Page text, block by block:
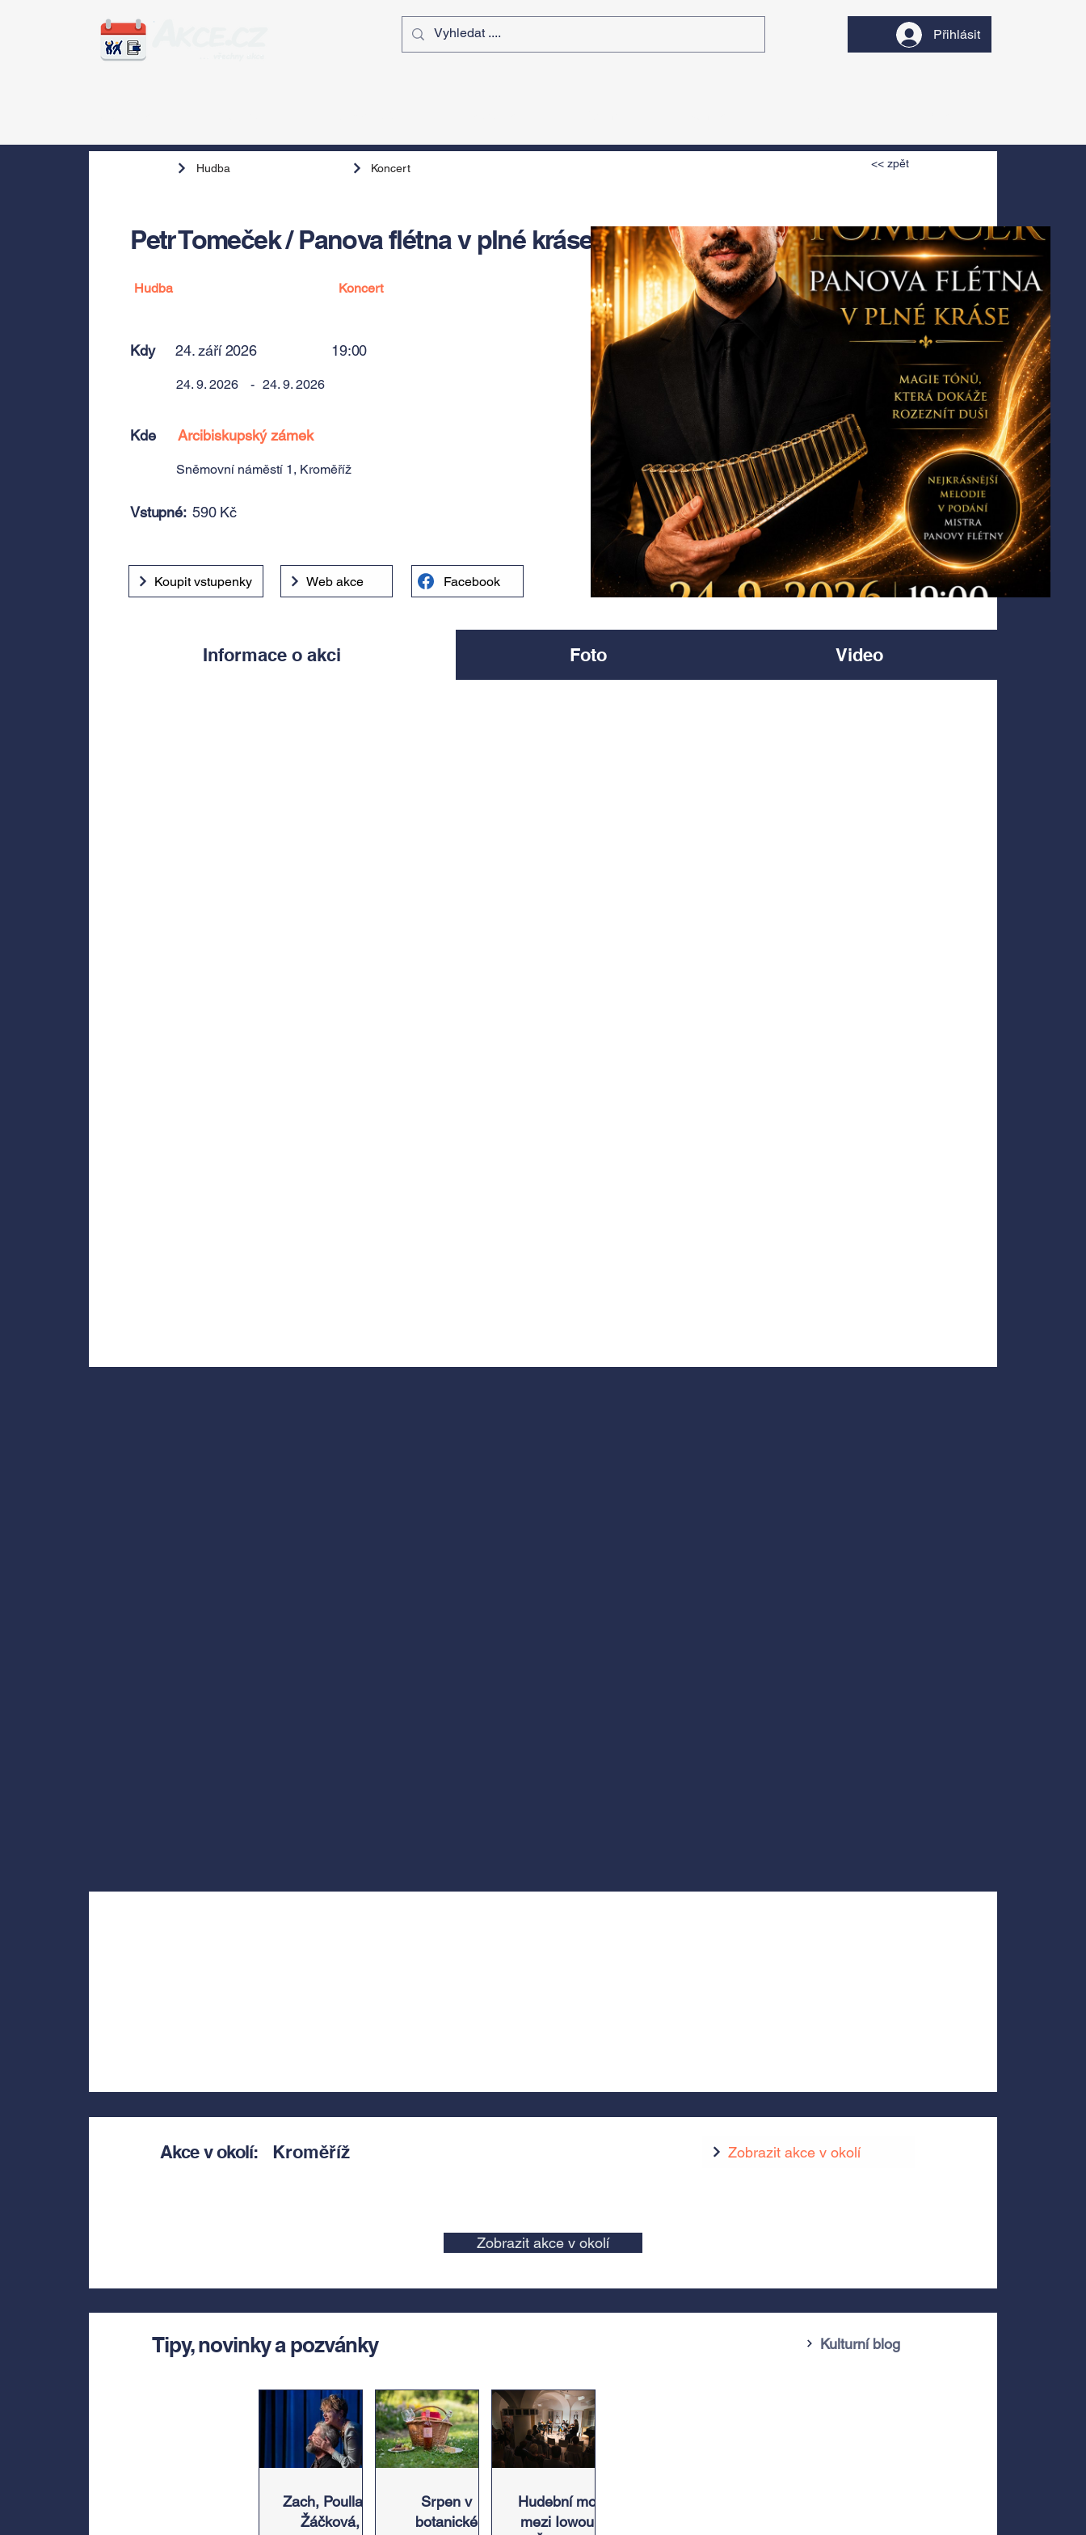
Přihlásit
Hudba Koncert << zpět
Petr Tomeček / Panova flétna v plné kráse
Hudba Koncert
Kdy 24. září 2026 19:00
24. 9. 2026 - 24. 9. 2026
Kde Arcibiskupský zámek
Sněmovní náměstí 1, Kroměříž
Vstupné: 590 Kč
Koupit vstupenky Web akce Facebook
Informace o akci Foto Video
Akce v okolí: Kroměříž Zobrazit akce v okolí
Zobrazit akce v okolí
Tipy, novinky a pozvánky Kulturní blog
Zach, Poullain,
Žáčková,
Srpen v
botanické
Hudební most
mezi Iowou a